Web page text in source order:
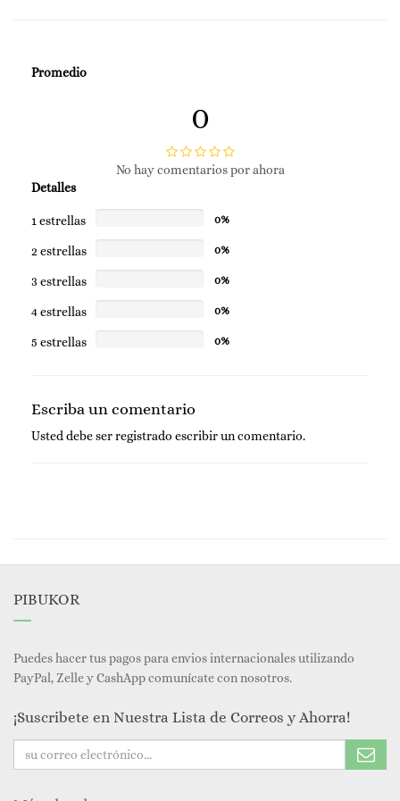
Promedio
0
No hay comentarios por ahora
Detalles
1 estrellas 0%
2 estrellas 0%
3 estrellas 0%
4 estrellas 0%
5 estrellas 0%
Escriba un comentario
Usted debe serregistrado escribir un comentario.
PIBUKOR
Puedes hacer tus pagos para envios internacionales utilizando
PayPal, Zelle y CashApp comunícate con nosotros.
¡Suscribete en Nuestra Lista de Correos y Ahorra!